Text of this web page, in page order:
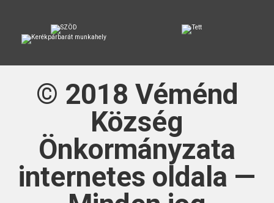
© 2018 Véménd
Község
Önkormányzata
internetes oldala —